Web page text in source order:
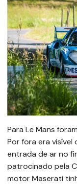
Para Le Mans
Por fora era
entrada de ar no
patrocinado pela
motor Maserati